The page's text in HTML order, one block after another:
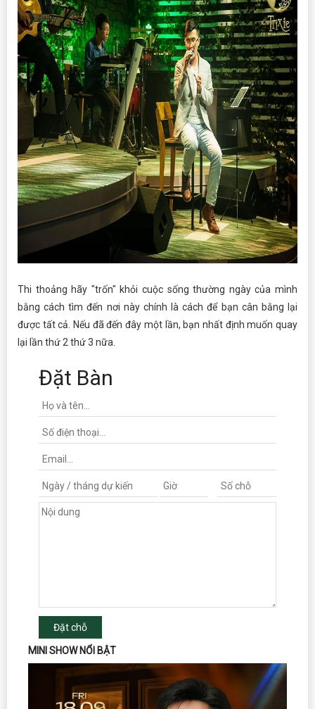
Thi thoảng hãy "trốn" khỏi cuộc sống thường ngày của mình
bằng cách tìm đến nơi này chính là cách để bạn cân bằng lại
được tất cả. Nếu đã đến đây một lần, bạn nhất định muốn quay
lại lần thứ 2 thứ 3 nữa.
Đặt Bàn
Đặt chỗ
MINI SHOW NỔI BẬT